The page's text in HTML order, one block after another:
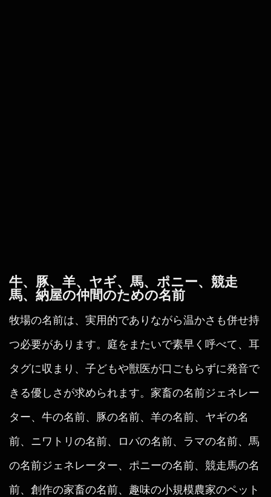
牛、豚、羊、ヤギ、馬、ポニー、競走
馬、納屋の仲間のための名前
牧場の名前は、実用的でありながら温かさも併せ持
つ必要があります。庭をまたいで素早く呼べて、耳
タグに収まり、子どもや獣医が口ごもらずに発音で
きる優しさが求められます。家畜の名前ジェネレー
ター、牛の名前、豚の名前、羊の名前、ヤギの名
前、ニワトリの名前、ロバの名前、ラマの名前、馬
の名前ジェネレーター、ポニーの名前、競走馬の名
前、創作の家畜の名前、趣味の小規模農家のペット